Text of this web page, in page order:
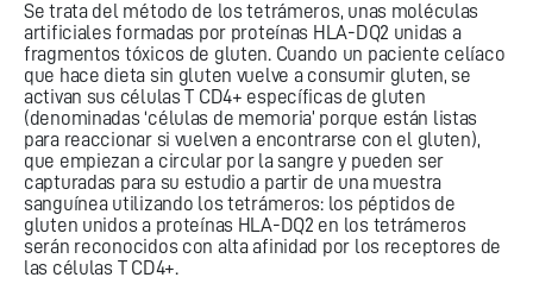
Se trata del método de los tetrámeros, unas moléculas
artificiales formadas por proteínas HLA-DQ2 unidas a
fragmentos tóxicos de gluten. Cuando un paciente celíaco
que hace dieta sin gluten vuelve a consumir gluten, se
activan sus células T CD4+ específicas de gluten
(denominadas ‘células de memoria’ porque están listas
para reaccionar si vuelven a encontrarse con el gluten),
que empiezan a circular por la sangre y pueden ser
capturadas para su estudio a partir de una muestra
sanguínea utilizando los tetrámeros: los péptidos de
gluten unidos a proteínas HLA-DQ2 en los tetrámeros
serán reconocidos con alta afinidad por los receptores de
las células T CD4+.